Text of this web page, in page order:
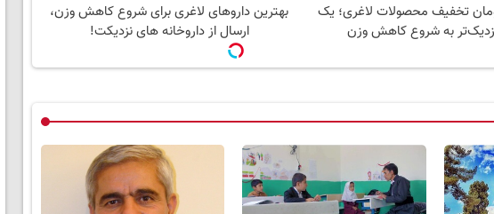
تخفیف محصولات لاغری؛ یک
به شروع کاهش وزن
بهترین داروهای لاغری برای شروع کاهش وزن،
ارسال از داروخانه های نزدیکت!